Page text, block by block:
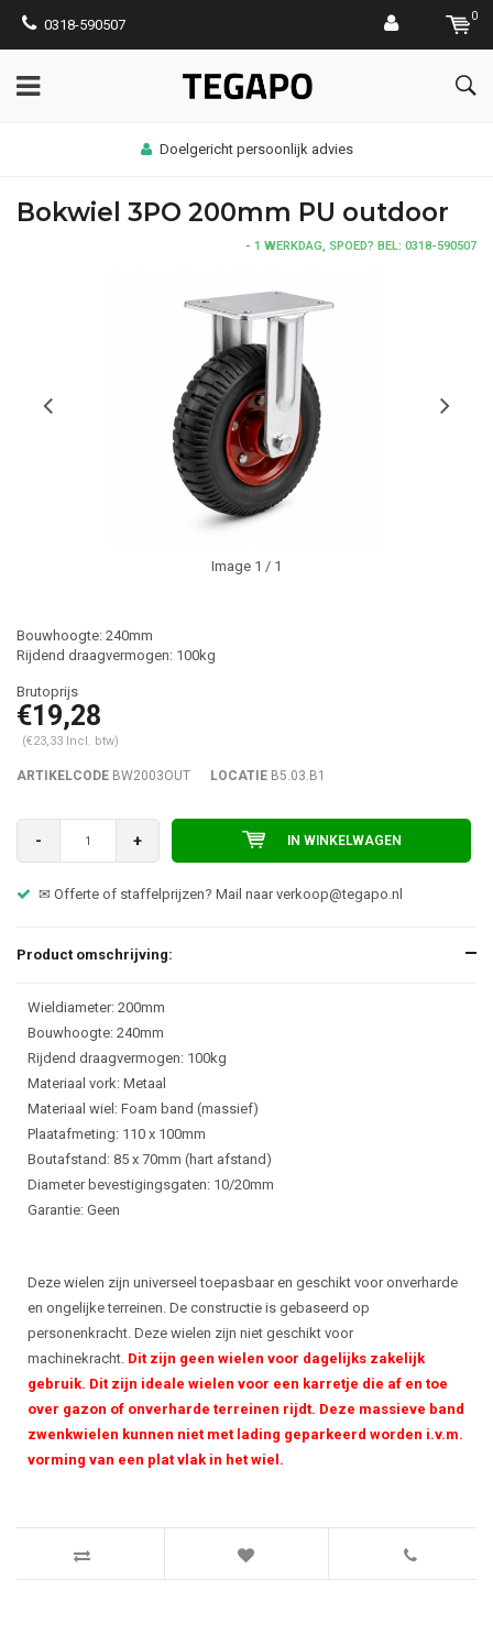
0318-590507
0
Doelgericht persoonlijk advies
Bokwiel 3PO 200mm PU outdoor
- 1 WERKDAG, SPOED? BEL: 0318-590507
Image 1 / 1
Bouwhoogte: 240mm
Rijdend draagvermogen: 100kg
€19,28
(€23,33 Incl. btw)
ARTIKELCODE BW2003OUT LOCATIE B5.03.B1
- + IN WINKELWAGEN
✉ Offerte of staffelprijzen? Mail naarverkoop@tegapo.nl
Product omschrijving:
Wieldiameter: 200mm
Bouwhoogte: 240mm
Rijdend draagvermogen: 100kg
Materiaal vork: Metaal
Materiaal wiel: Foam band (massief)
Plaatafmeting: 110 x 100mm
Boutafstand: 85 x 70mm (hart afstand)
Diameter bevestigingsgaten: 10/20mm
Garantie: Geen
Deze wielen zijn universeel toepasbaar en geschikt voor onverharde
en ongelijke terreinen. De constructie is gebaseerd op
personenkracht. Deze wielen zijn niet geschikt voor
machinekracht. Dit zijn geen wielen voor dagelijks zakelijk
gebruik. Dit zijn ideale wielen voor een karretje die af en toe
over gazon of onverharde terreinen rijdt. Deze massieve band
zwenkwielen kunnen niet met lading geparkeerd worden i.v.m.
vorming van een plat vlak in het wiel.